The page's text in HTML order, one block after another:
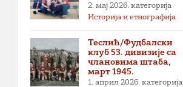
2. мај 2026. категорија
Историја и етнографија
Теслић/Фудбалски
клуб 53. дивизије са
члановима штаба,
март 1945.
1. април 2026. категорија